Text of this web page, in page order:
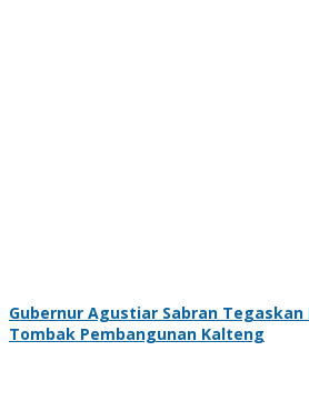
Gubernur Agustiar Sabran Tegaskan
Tombak Pembangunan Kalteng